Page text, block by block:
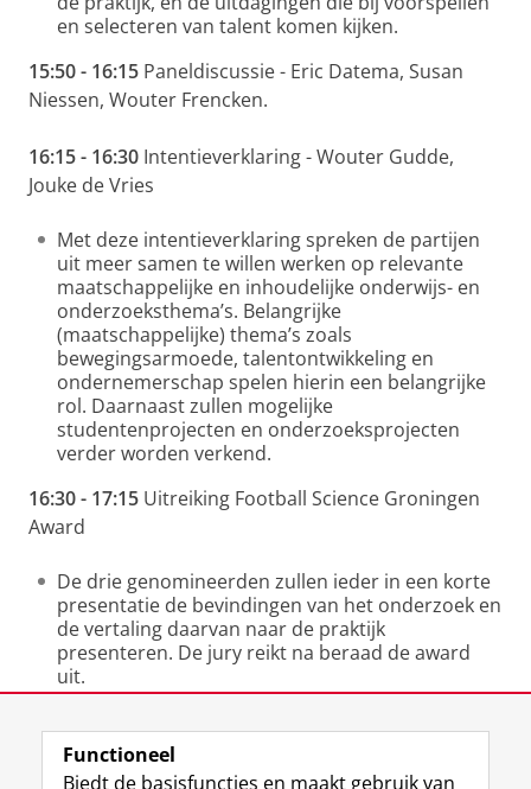
en selecteren van talent komen kijken.
15:50 - 16:15 Paneldiscussie - Eric Datema, Susan
Niessen, Wouter Frencken.
16:15 - 16:30 Intentieverklaring - Wouter Gudde,
Jouke de Vries
Met deze intentieverklaring spreken de partijen
uit meer samen te willen werken op relevante
maatschappelijke en inhoudelijke onderwijs- en
onderzoeksthema’s. Belangrijke
(maatschappelijke) thema’s zoals
bewegingsarmoede, talentontwikkeling en
ondernemerschap spelen hierin een belangrijke
rol. Daarnaast zullen mogelijke
studentenprojecten en onderzoeksprojecten
verder worden verkend.
16:30 - 17:15 Uitreiking Football Science Groningen
Award
De drie genomineerden zullen ieder in een korte
presentatie de bevindingen van het onderzoek en
de vertaling daarvan naar de praktijk
presenteren. De jury reikt na beraad de award
uit.
Indien u nog vragen hebt naar aanleiding van deze
Functioneel
Biedt de basisfuncties en maakt gebruik van